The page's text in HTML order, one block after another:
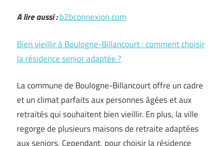
A lire aussi :b2bconnexion.com
Bien vieillir à Boulogne-Billancourt : comment choisir
la résidence senior adaptée ?
La commune de Boulogne-Billancourt offre un cadre
et un climat parfaits aux personnes âgées et aux
retraités qui souhaitent bien vieillir. En plus, la ville
regorge de plusieurs maisons de retraite adaptées
aux seniors. Cependant, pour choisir la résidence